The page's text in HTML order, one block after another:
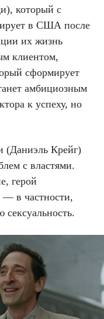
который с
в США после
их жизнь
клиентом,
сформирует
амбициозным
к успеху, но
(Даниэль Крейг)
с властями.
герой
— в частности,
сексуальность.